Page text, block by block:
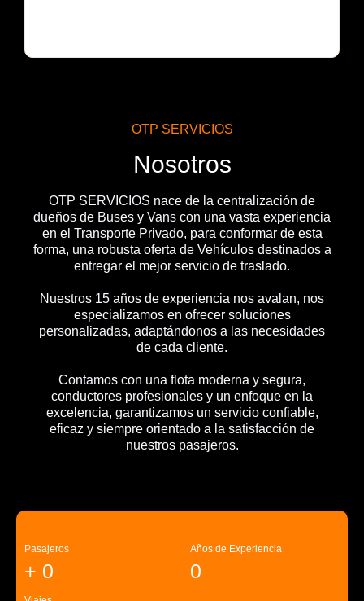
OTP SERVICIOS
Nosotros
OTP SERVICIOS nace de la centralización de
dueños de Buses y Vans con una vasta experiencia
en el Transporte Privado, para conformar de esta
forma, una robusta oferta de Vehículos destinados a
entregar el mejor servicio de traslado.
Nuestros 15 años de experiencia nos avalan, nos
especializamos en ofrecer soluciones
personalizadas, adaptándonos a las necesidades
de cada cliente.
Contamos con una flota moderna y segura,
conductores profesionales y un enfoque en la
excelencia, garantizamos un servicio confiable,
eficaz y siempre orientado a la satisfacción de
nuestros pasajeros.
Pasajeros
+ 0
Años de Experiencia
0